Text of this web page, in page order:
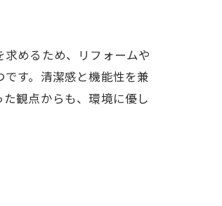
めるため、リフォームや
す。清潔感と機能性を兼
観点からも、環境に優し